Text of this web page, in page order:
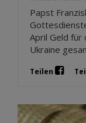
Papst
April Geld für
Ukraine
Teilen